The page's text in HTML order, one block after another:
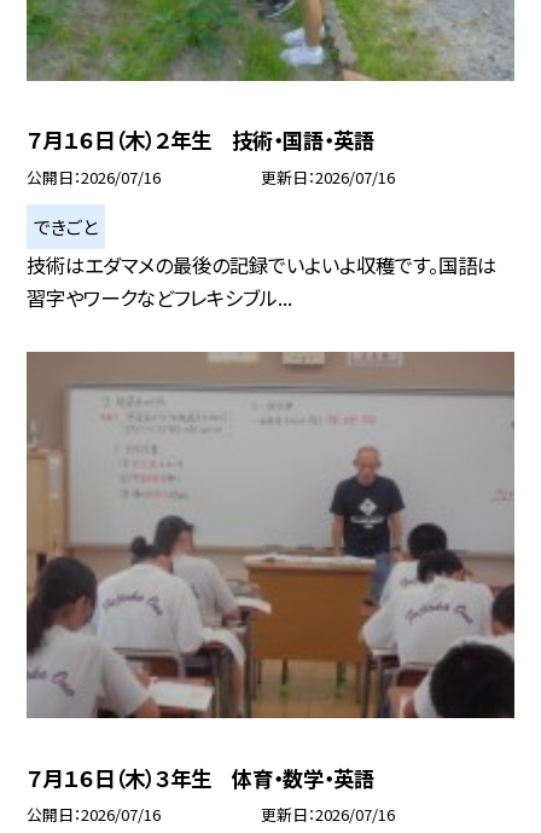
７月１６日（木）２年生 技術・国語・英語
公開日 2026/07/16 更新日 2026/07/16
できごと
技術はエダマメの最後の記録でいよいよ収穫です。国語は
習字やワークなどフレキシブル...
７月１６日（木）３年生 体育・数学・英語
公開日 2026/07/16 更新日 2026/07/16